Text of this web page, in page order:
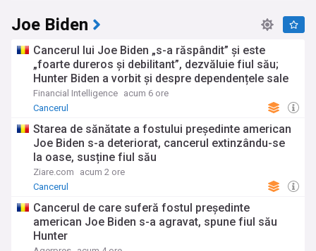
Joe Biden
Cancerul lui Joe Biden „s-a răspândit” şi este
„foarte dureros și debilitant”, dezvăluie fiul său;
Hunter Biden a vorbit și despre dependențele sale
și despre grațierea acordată de tatăl său
Financial Intelligence acum 6 ore
Cancerul
Starea de sănătate a fostului președinte american
Joe Biden s-a deteriorat, cancerul extinzându-se
la oase, susține fiul său
Ziare.com
acum 2 ore
Cancerul
Cancerul de care suferă fostul președinte
american Joe Biden s-a agravat, spune fiul său
Hunter